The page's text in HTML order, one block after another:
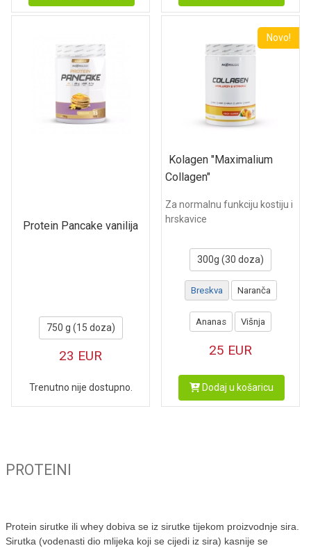
Protein Pancake vanilija
750 g (15 doza)
23 EUR
Trenutno nije dostupno.
Novo!
Kolagen "Maximalium
Collagen"
Za normalnu funkciju kostiju i
hrskavice
300g (30 doza)
Breskva Naranča
Ananas Višnja
25 EUR
Dodaj u košaricu
PROTEINI
Protein sirutke ili whey dobiva se iz sirutke tijekom proizvodnje sira.
Sirutka (vodenasti dio mlijeka koji se cijedi iz sira) kasnije se